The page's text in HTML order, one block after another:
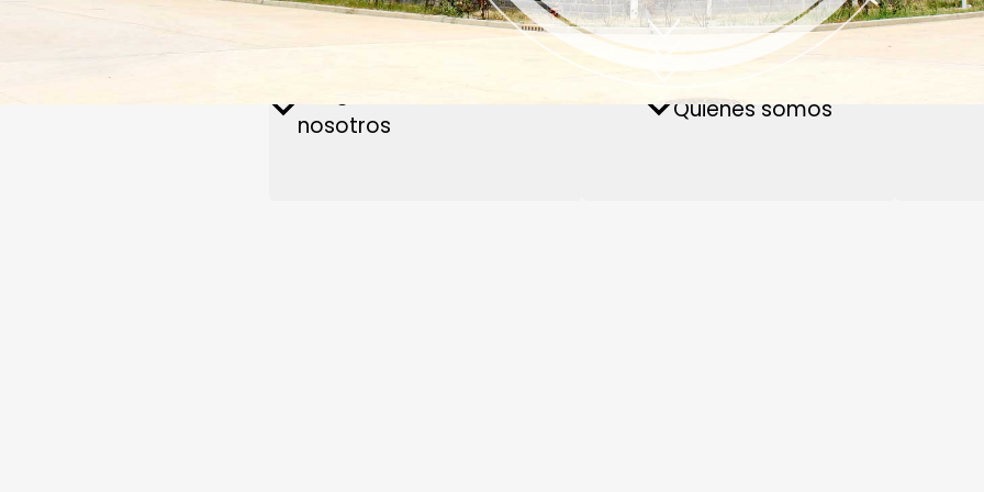
Planta de piensos
piensos acuáticos
Preguntas frecuentes
nosotros
Quiénes somos